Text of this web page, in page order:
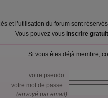
et l’utilisation du forum sont
Vous pouvez vous inscrire
Si vous êtes déjà membre,
votre pseudo :
votre mot de passe :
(envoyé par email)